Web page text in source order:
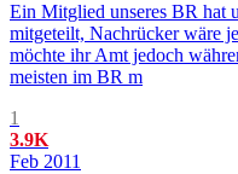
Ein Mitglied unseres BR hat
mitgeteilt, Nachrücker wäre
möchte ihr Amt jedoch
meisten im BR m
1
3.9K
Feb 2011